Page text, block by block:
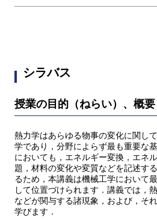
シラバス
授業の目的（ねらい）、概要
熱力学はあらゆる物事の変化に関し
学であり，分野によらず最も重要な
においても，エネルギー変換，エネ
題，材料の変化や変質などを記述す
るため，本講義は機械工学において
して位置づけられます．講義では，
などが関与する諸現象，および，そ
学びます．